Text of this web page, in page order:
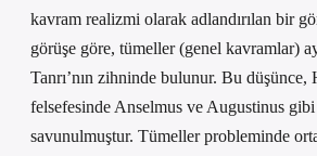
kavram realizmi olarak adlandırılan bir
görüşe göre, tümeller (genel kavramlar)
Tanrı’nın zihninde bulunur. Bu düşünce,
felsefesinde Anselmus ve Augustinus
savunulmuştur. Tümeller probleminde